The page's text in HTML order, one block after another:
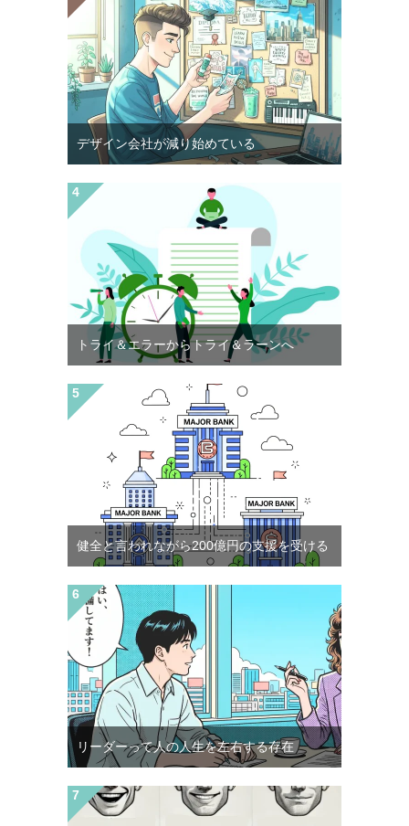
デザイン会社が減り始めている
トライ＆エラーからトライ＆ラーンへ
健全と言われながら200億円の支援を受ける
リーダーって人の人生を左右する存在